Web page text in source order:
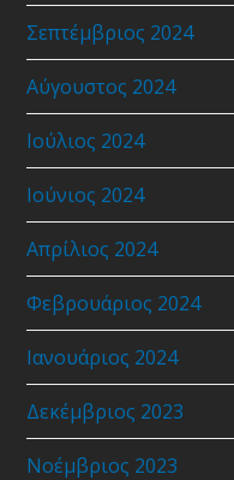
Σεπτέμβριος 2024
Αύγουστος 2024
Ιούλιος 2024
Ιούνιος 2024
Απρίλιος 2024
Φεβρουάριος 2024
Ιανουάριος 2024
Δεκέμβριος 2023
Νοέμβριος 2023